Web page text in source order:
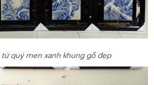
tứ quý men xanh khung gỗ đẹp